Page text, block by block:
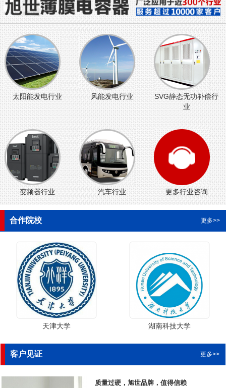
太阳能发电行业 风能发电行业
SVG静态无功补偿行
业
变频器行业 汽车行业 更多行业咨询
合作院校 更多>>
天津大学 湖南科技大学
客户见证 更多>>
质量过硬，旭世品牌，值得信赖